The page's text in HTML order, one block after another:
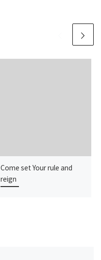
Come set Your rule and
reign